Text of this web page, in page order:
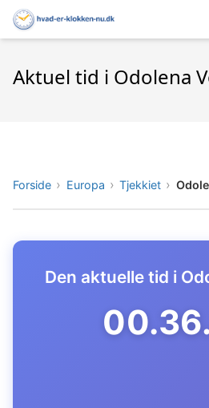
Aktuel tid i Odolena
Forside Europa Tjekkiet
Den aktuelle tid i